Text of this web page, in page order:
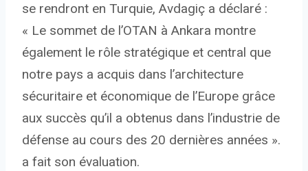
se rendront en Turquie, Avdagiç a déclaré :
« Le sommet de l’OTAN à Ankara montre
également le rôle stratégique et central que
notre pays a acquis dans l’architecture
sécuritaire et économique de l’Europe grâce
aux succès qu’il a obtenus dans l’industrie de
défense au cours des 20 dernières années ».
a fait son évaluation.